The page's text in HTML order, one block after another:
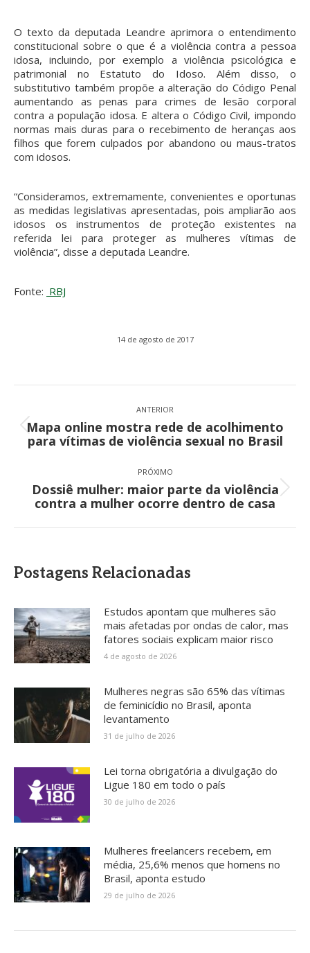
O texto da deputada Leandre aprimora o entendimento
constitucional sobre o que é a violência contra a pessoa
idosa, incluindo, por exemplo a violência psicológica e
patrimonial no Estatuto do Idoso. Além disso, o
substitutivo também propõe a alteração do Código Penal
aumentando as penas para crimes de lesão corporal
contra a população idosa. E altera o Código Civil, impondo
normas mais duras para o recebimento de heranças aos
filhos que forem culpados por abandono ou maus-tratos
com idosos.
“Consideramos, extremamente, convenientes e oportunas
as medidas legislativas apresentadas, pois ampliarão aos
idosos os instrumentos de proteção existentes na
referida lei para proteger as mulheres vítimas de
violência”, disse a deputada Leandre.
Fonte: RBJ
14 de agosto de 2017
de
post:
ANTERIOR
Post
anterior:
Mapa online mostra rede de acolhimento
para vítimas de violência sexual no Brasil
PRÓXIMO
Próximo
post:
Dossiê mulher: maior parte da violência
contra a mulher ocorre dentro de casa
Postagens Relacionadas
Estudos apontam que mulheres são
mais afetadas por ondas de calor, mas
fatores sociais explicam maior risco
4 de agosto de 2026
Mulheres negras são 65% das vítimas
de feminicídio no Brasil, aponta
levantamento
31 de julho de 2026
Lei torna obrigatória a divulgação do
Ligue 180 em todo o país
30 de julho de 2026
Mulheres freelancers recebem, em
média, 25,6% menos que homens no
Brasil, aponta estudo
29 de julho de 2026